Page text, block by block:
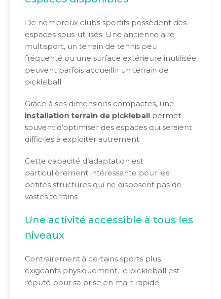
De nombreux clubs sportifs possèdent des
espaces sous-utilisés. Une ancienne aire
multisport, un terrain de tennis peu
fréquenté ou une surface extérieure inutilisée
peuvent parfois accueillir un terrain de
pickleball.
Grâce à ses dimensions compactes, une
installation terrain de pickleball permet
souvent d’optimiser des espaces qui seraient
difficiles à exploiter autrement.
Cette capacité d’adaptation est
particulièrement intéressante pour les
petites structures qui ne disposent pas de
vastes terrains.
Une activité accessible à tous les
niveaux
Contrairement à certains sports plus
exigeants physiquement, le pickleball est
réputé pour sa prise en main rapide.